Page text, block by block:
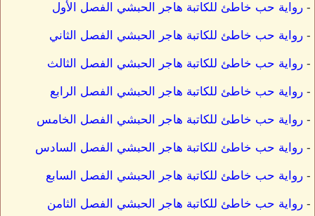
- رواية حب خاطئ للكاتبة هاجر الحبشي الفصل الأول
- رواية حب خاطئ للكاتبة هاجر الحبشي الفصل الثاني
- رواية حب خاطئ للكاتبة هاجر الحبشي الفصل الثالث
- رواية حب خاطئ للكاتبة هاجر الحبشي الفصل الرابع
- رواية حب خاطئ للكاتبة هاجر الحبشي الفصل الخامس
- رواية حب خاطئ للكاتبة هاجر الحبشي الفصل السادس
- رواية حب خاطئ للكاتبة هاجر الحبشي الفصل السابع
- رواية حب خاطئ للكاتبة هاجر الحبشي الفصل الثامن